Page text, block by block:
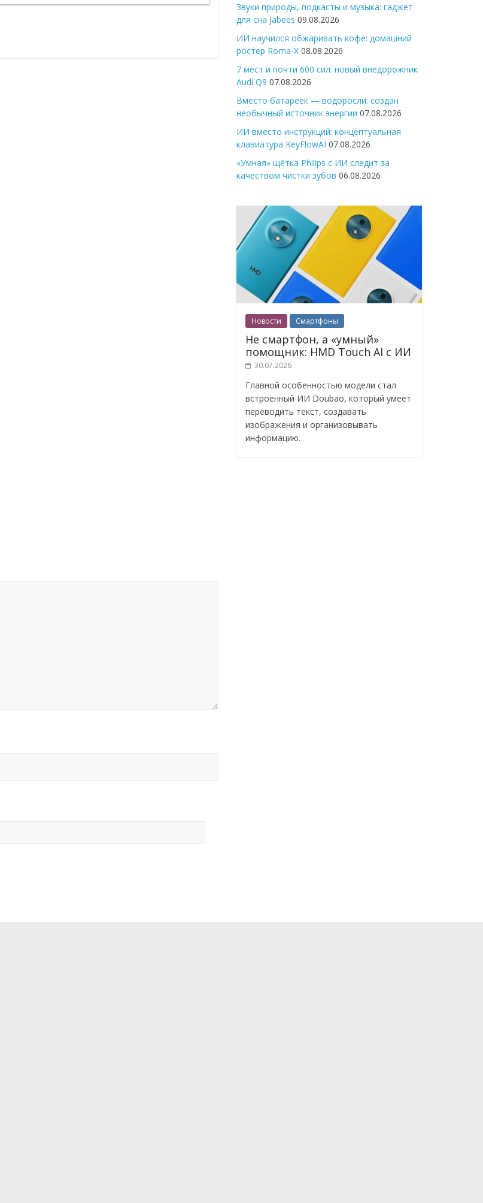
Звуки природы, подкасты и музыка: гаджет
для сна Jabees 09.08.2026
ИИ научился обжаривать кофе: домашний
ростер Roma-X 08.08.2026
7 мест и почти 600 сил: новый внедорожник
Audi Q9 07.08.2026
Вместо батареек — водоросли: создан
необычный источник энергии 07.08.2026
ИИ вместо инструкций: концептуальная
клавиатура KeyFlowAI 07.08.2026
«Умная» щётка Philips с ИИ следит за
качеством чистки зубов 06.08.2026
Новости Смартфоны
Не смартфон, а «умный»
помощник: HMD Touch AI с ИИ
30.07.2026
Главной особенностью модели стал
встроенный ИИ Doubao, который умеет
переводить текст, создавать
изображения и организовывать
информацию.